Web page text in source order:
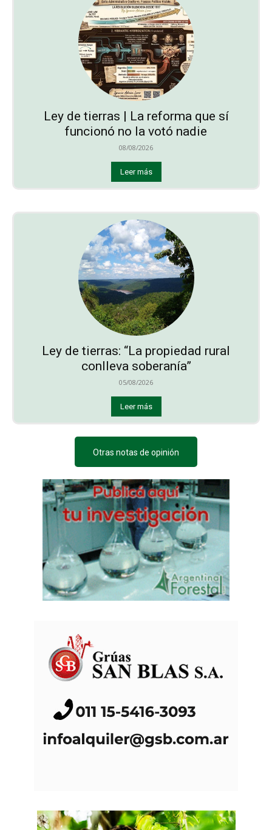
Ley de tierras | La reforma que sí
funcionó no la votó nadie
08/08/2026
Leer más
Ley de tierras: “La propiedad rural
conlleva soberanía”
05/08/2026
Leer más
Otras notas de opinión